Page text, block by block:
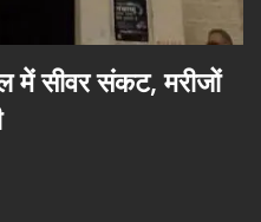
में सीवर संकट, मरीजों